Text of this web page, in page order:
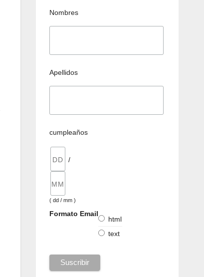
Nombres
Apellidos
cumpleaños
/
( dd / mm )
Formato Email
html
text